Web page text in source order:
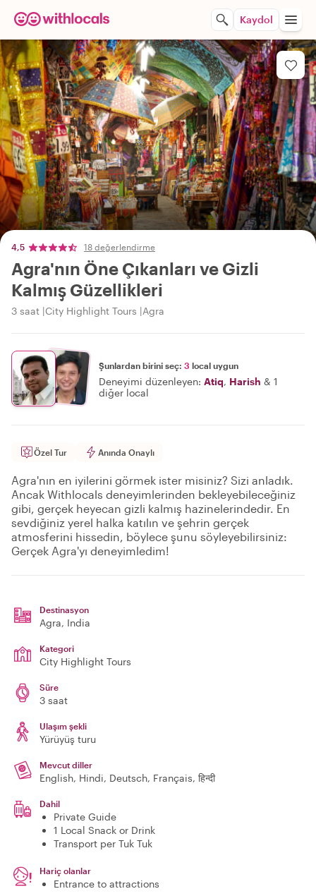
Kaydol
4,5 18 değerlendirme
Agra'nın Öne Çıkanları ve Gizli
Kalmış Güzellikleri
3 saat City Highlight Tours Agra
Şunlardan birini seç: 3 local uygun
Deneyimi düzenleyen: Atiq, Harish & 1
diğer local
Özel Tur Anında Onaylı
Agra'nın en iyilerini görmek ister misiniz? Sizi anladık.
Ancak Withlocals deneyimlerinden bekleyebileceğiniz
gibi, gerçek heyecan gizli kalmış hazinelerindedir. En
sevdiğiniz yerel halka katılın ve şehrin gerçek
atmosferini hissedin, böylece şunu söyleyebilirsiniz:
Gerçek Agra'yı deneyimledim!
Destinasyon
Agra, India
Kategori
City Highlight Tours
Süre
3 saat
Ulaşım şekli
Yürüyüş turu
Mevcut diller
English, Hindi, Deutsch, Français, हिन्दी
Dahil
Private Guide
1 Local Snack or Drink
Transport per Tuk Tuk
Hariç olanlar
Entrance to attractions